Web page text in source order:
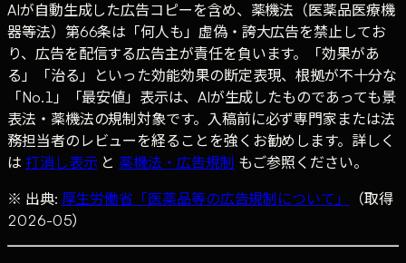
AIが自動生成した広告コピーを含め、薬機法（医薬品医療機
器等法）第66条は「何人も」虚偽・誇大広告を禁止してお
り、広告を配信する広告主が責任を負います。「効果があ
る」「治る」といった効能効果の断定表現、根拠が不十分な
「No.1」「最安値」表示は、AIが生成したものであっても景
表法・薬機法の規制対象です。入稿前に必ず専門家または法
務担当者のレビューを経ることを強くお勧めします。詳しく
は 打消し表示 と 薬機法・広告規制 もご参照ください。
※ 出典: 厚生労働省「医薬品等の広告規制について」
（取得
2026-05）